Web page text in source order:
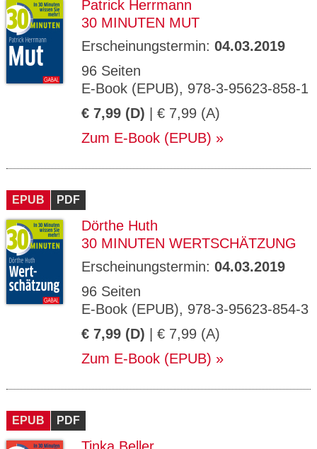
Patrick Herrmann
30 MINUTEN MUT
Erscheinungstermin: 04.03.2019
96 Seiten
E-Book (EPUB), 978-3-95623-858-1
€ 7,99 (D) | € 7,99 (A)
Zum E-Book (EPUB)
EPUB PDF
Dörthe Huth
30 MINUTEN WERTSCHÄTZUNG
Erscheinungstermin: 04.03.2019
96 Seiten
E-Book (EPUB), 978-3-95623-854-3
€ 7,99 (D) | € 7,99 (A)
Zum E-Book (EPUB)
EPUB PDF